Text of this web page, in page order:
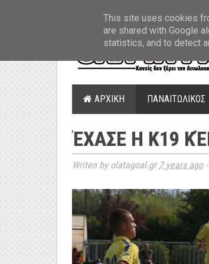
ΑΡΧΙΚΗ ΠΑΝΑΙΤΩΛΙΚΟΣ
ΈΧΑΣΕ Η Κ19
Writen by olatagoal.gr 7 years ago-
This site uses cookies
are shared with Google
statistics, and to detect